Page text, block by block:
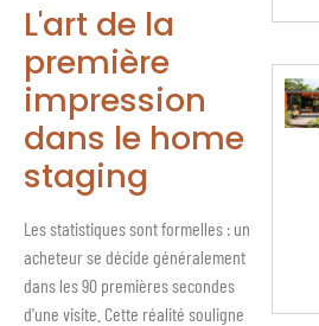
L'art de la
première
impression
dans le home
staging
Les statistiques sont formelles : un
acheteur se décide généralement
dans les 90 premières secondes
d'une visite. Cette réalité souligne